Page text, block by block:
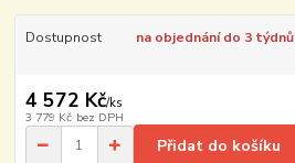
Dostupnost na objednání do 3 týdnů
4 572 Kč/ks
3 779 Kč bez DPH
Přidat do košíku